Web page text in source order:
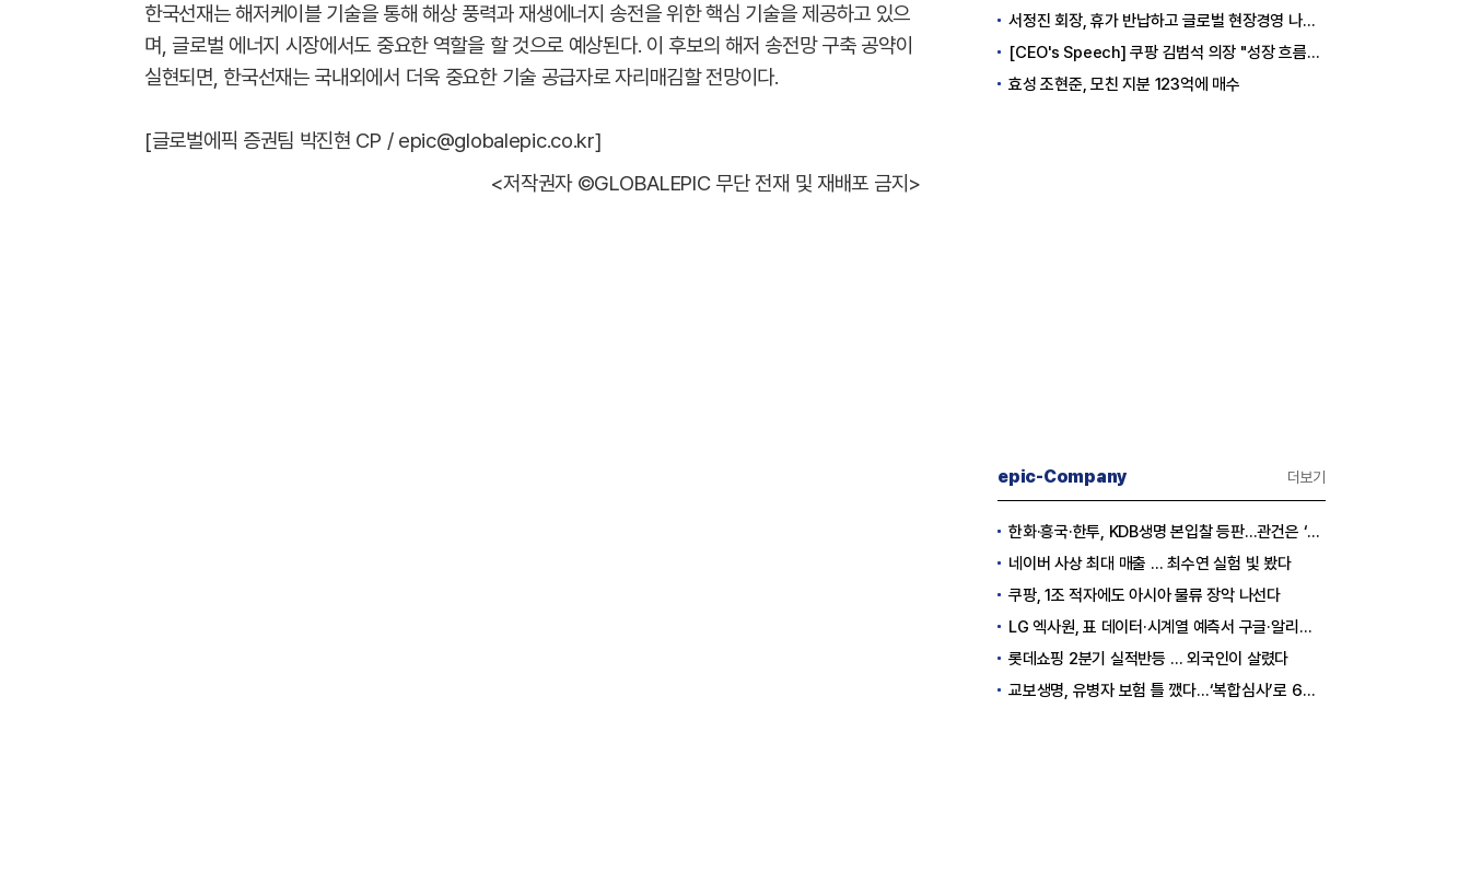
한국선재는 해저케이블 기술을 통해 해상 풍력과 재생에너지 송전을 위한 핵심 기술을 제공하고 있으
며, 글로벌 에너지 시장에서도 중요한 역할을 할 것으로 예상된다. 이 후보의 해저 송전망 구축 공약이
실현되면, 한국선재는 국내외에서 더욱 중요한 기술 공급자로 자리매김할 전망이다.
[글로벌에픽 증권팀 박진현 CP / epic@globalepic.co.kr]
<저작권자 ©GLOBALEPIC 무단 전재 및 재배포 금지>
서정진 회장, 휴가 반납하고 글로벌 현장경영 나선다
[CEO's Speech] 쿠팡 김범석 의장 "성장 흐름은 변하지 않았다"
효성 조현준, 모친 지분 123억에 매수
epic-Company 더보기
한화·흥국·한투, KDB생명 본입찰 등판…관건은 ‘산은 증자 규모’
네이버 사상 최대 매출 … 최수연 실험 빛 봤다
쿠팡, 1조 적자에도 아시아 물류 장악 나선다
LG 엑사원, 표 데이터·시계열 예측서 구글·알리바바 제쳤다
롯데쇼핑 2분기 실적반등 … 외국인이 살렸다
교보생명, 유병자 보험 틀 깼다…‘복합심사’로 6개월 독점권 획득